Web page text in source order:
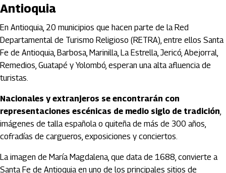
Antioquia
En Antioquia, 20 municipios que hacen parte de la Red
Departamental de Turismo Religioso (RETRA), entre ellos Santa
Fe de Antioquia, Barbosa, Marinilla, La Estrella, Jericó, Abejorral,
Remedios, Guatapé y Yolombó, esperan una alta afluencia de
turistas.
Nacionales y extranjeros se encontrarán con
representaciones escénicas de medio siglo de tradición,
imágenes de talla española o quiteña de más de 300 años,
cofradías de cargueros, exposiciones y conciertos.
La imagen de María Magdalena, que data de 1688, convierte a
Santa Fe de Antioquia en uno de los principales sitios de